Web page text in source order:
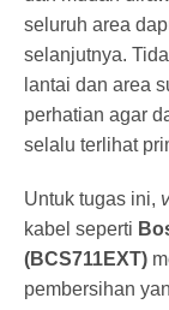
seluruh area
selanjutnya.
lantai dan area
perhatian agar
selalu terlihat
Untuk tugas ini,
kabel seperti
(BCS711EXT)
pembersihan